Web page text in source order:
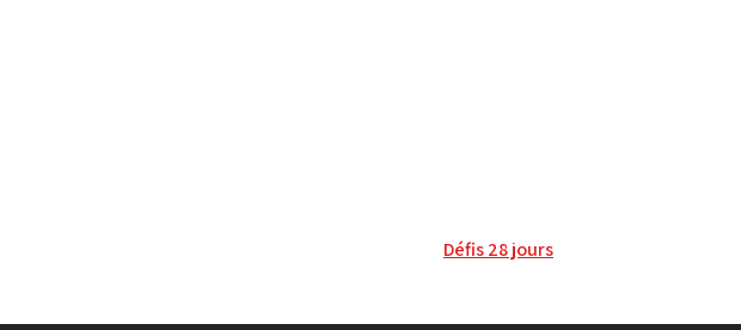
Défis 28 jours